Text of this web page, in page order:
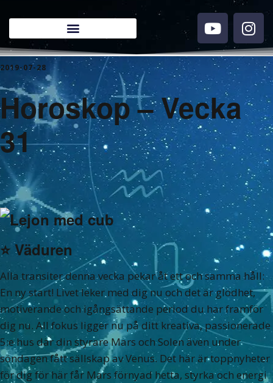
2019-07-28
Horoskop – Vecka
31
⭐️ Väduren
Alla transiter denna vecka pekar åt ett och samma håll:
En ny start! Livet leker med dig nu och det är glödhet,
motiverande och igångsättande period du har framför
dig nu. All fokus ligger nu på ditt kreativa, passionerade
5:e hus där din styrare Mars och Solen även under
söndagen fått sällskap av Venus. Det här är toppnyheter
för dig för här får Mars förnyad hetta, styrka och energi